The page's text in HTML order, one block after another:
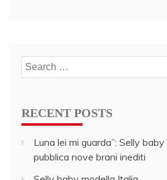
Search
for:
RECENT POSTS
Luna lei mi guarda”: Selly
pubblica nove brani inediti